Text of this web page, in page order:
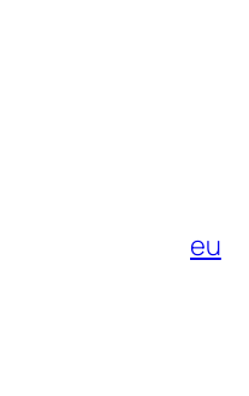
eu